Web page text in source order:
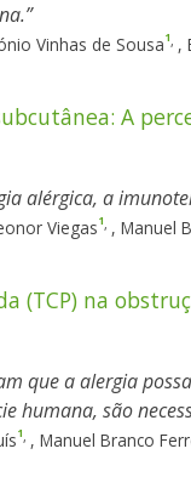
Vinhas de Sousa1, ,
A
alérgica, a
Viegas1, , Manuel
(TCP) na
que a alergia
humana, são
1, , Manuel Branco